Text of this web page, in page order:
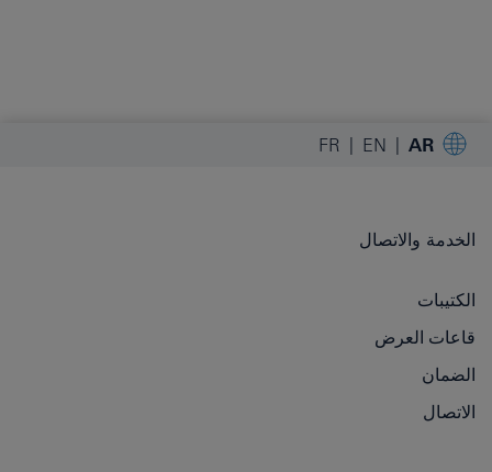
AR
EN
FR
الخدمة والاتصال
الكتيبات
قاعات العرض
الضمان
الاتصال